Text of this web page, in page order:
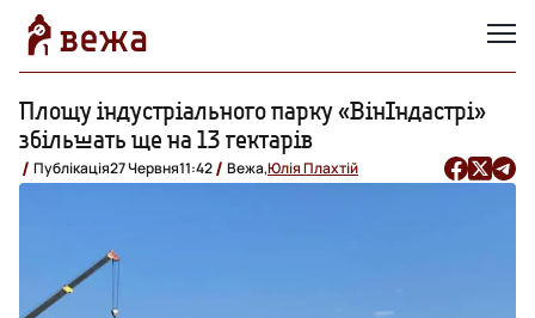
Площу індустріального парку «ВінІндастрі»
збільшать ще на 13 гектарів
Публікація27 Червня11:42 Вежа,Юлія Плахтій